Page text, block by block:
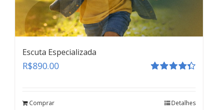
Escuta Especializada
R$890.00
Comprar Detalhes